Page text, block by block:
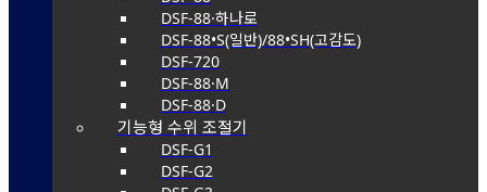
DSF-88·하나로
DSF-88•S(일반)/88•SH(고감도)
DSF-720
DSF-88·M
DSF-88·D
기능형 수위 조절기
DSF-G1
DSF-G2